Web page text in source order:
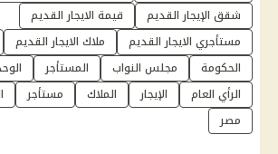
شقق الإيجار القديم
قيمة الايجار القديم
مستأجري الايجار القديم
ملاك الايجار القديم
الحكومة
مجلس النواب المستأجر
الرأي العام
الإيجار الملاك مستأجر
مصر